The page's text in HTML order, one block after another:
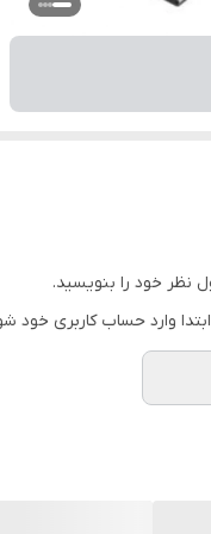
نظر خود را بنویسید.
وارد حساب کاربری خود